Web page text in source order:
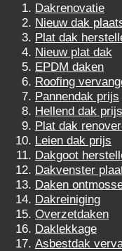
Dakrenovatie
Nieuw dak
Plat dak
Nieuw plat dak
EPDM daken
Roofing
Pannendak prijs
Hellend dak prijs
Plat dak
Leien dak prijs
Dakgoot
Dakvenster
Daken
Dakreiniging
Overzetdaken
Daklekkage
Asbestdak